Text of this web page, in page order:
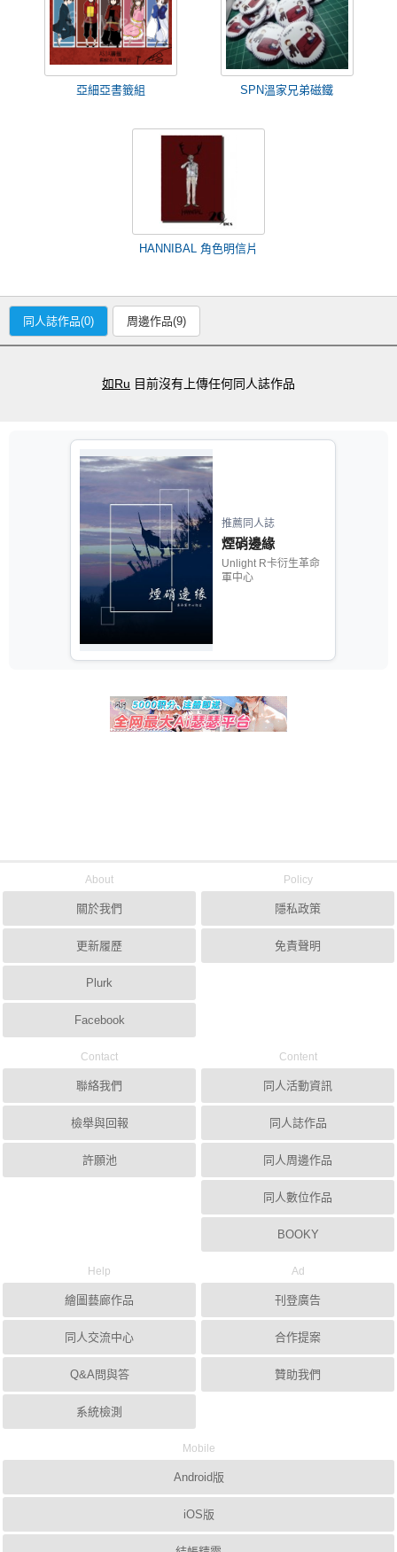
亞細亞書籤組 SPN溫家兄弟磁鐵
HANNIBAL 角色明信片
同人誌作品(0) 周邊作品(9)
如Ru 目前沒有上傳任何同人誌作品
推薦同人誌
煙硝邊緣
Unlight R卡衍生革命
軍中心
About
關於我們
更新履歷
Plurk
Facebook
Policy
隱私政策
免責聲明
Contact
聯絡我們
檢舉與回報
許願池
Content
同人活動資訊
同人誌作品
同人周邊作品
同人數位作品
BOOKY
Help
繪圖藝廊作品
同人交流中心
Q&A問與答
系統檢測
Ad
刊登廣告
合作提案
贊助我們
Mobile
Android版
iOS版